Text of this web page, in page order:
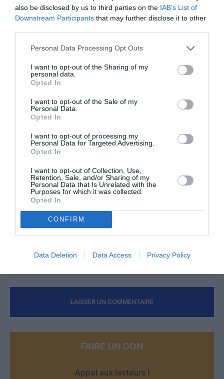
also be disclosed by us to third parties on the IAB’s List of
Downstream Participants that may further disclose it to other
Personal Data Processing Opt Outs
I want to opt-out of the Sharing of my
personal data.
Opted In
I want to opt-out of the Sale of my
Personal Data.
Opted In
I want to opt-out of processing my
Personal Data for Targeted Advertising.
Opted In
I want to opt-out of Collection, Use,
Retention, Sale, and/or Sharing of my
Personal Data that Is Unrelated with the
Purposes for which it was collected.
Opted In
CONFIRM
Data Deletion Data Access Privacy Policy
Un germe n’est pas un virus…. quest-ce-que c’est que ces
affirmations idiotes?
RÉPONDRE
Dakotaa commenté :
8 mai 2020 - 10 h 32 min
Hong Kong a su gérer remarquablement tous les problèmes
défavorables a priori : une densité très forte de population et
un flux continu d’arrivées de ressortissants chinois, y
compris, bien sûr, pendant les très nombreuses semaines où
Pékin taisait la terrible réalité. Résultats exceptionnels grâce
au pragmatisme, à la réactivité et au sens de l’interêt général
(comparables, toutes choses égales, avec ceux de
LAISSER UN COMMENTAIRE
FAIRE UN DON
Appel aux lecteurs !